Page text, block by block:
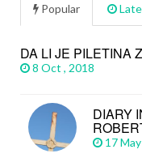
Popular
DA LI JE PILETINA
8 Oct , 2018
DIARY
17